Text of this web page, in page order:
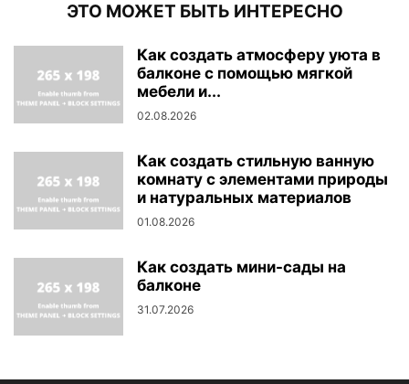
ЭТО МОЖЕТ БЫТЬ ИНТЕРЕСНО
Как создать атмосферу уюта в
балконе с помощью мягкой
мебели и...
02.08.2026
Как создать стильную ванную
комнату с элементами природы
и натуральных материалов
01.08.2026
Как создать мини-сады на
балконе
31.07.2026